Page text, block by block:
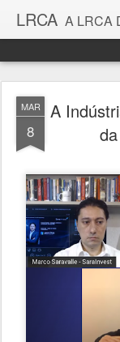
LRCA A LRCA Defense Consulting é uma
MAR
8
A